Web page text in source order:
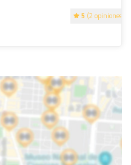
5 (2 opiniones)